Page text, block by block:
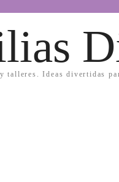
talleres. Ideas divertidas